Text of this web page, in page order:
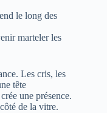
le long des
marteler les
Les cris, les
tête
une présence.
de la vitre.